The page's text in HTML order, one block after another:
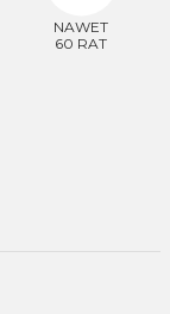
NAWET
60 RAT